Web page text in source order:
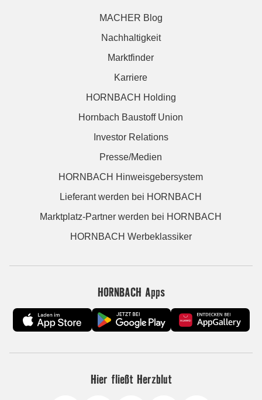
MACHER Blog
Nachhaltigkeit
Marktfinder
Karriere
HORNBACH Holding
Hornbach Baustoff Union
Investor Relations
Presse/Medien
HORNBACH Hinweisgebersystem
Lieferant werden bei HORNBACH
Marktplatz-Partner werden bei HORNBACH
HORNBACH Werbeklassiker
HORNBACH Apps
Hier fließt Herzblut